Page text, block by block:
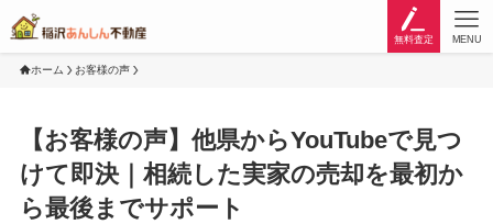
無料査定 MENU
ホーム お客様の声
【お客様の声】他県からYouTubeで見つ
けて即決｜相続した実家の売却を最初か
ら最後までサポート